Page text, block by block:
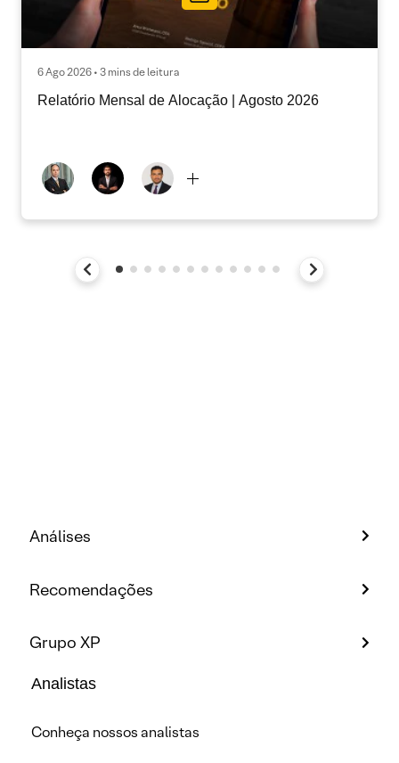
6 Ago 2026 • 3 mins de leitura
Relatório Mensal de Alocação | Agosto 2026
Análises
Recomendações
Grupo XP
Analistas
Conheça nossos analistas